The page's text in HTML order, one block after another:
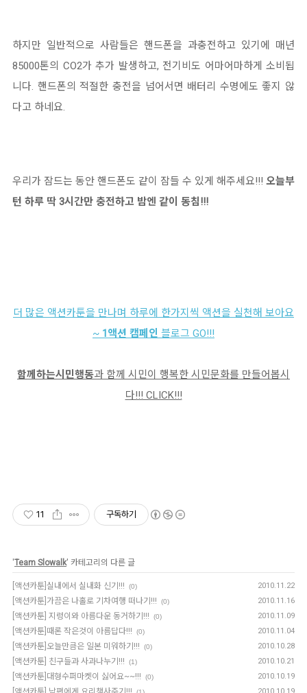
하지만 일반적으로 사람들은 핸드폰을 과충전하고 있기에 매년
85000톤의 CO2가 추가 발생하고, 전기비도 어마어마하게 소비됩
니다. 핸드폰의 적절한 충전을 넘어서면 배터리 수명에도 좋지 않
다고 하네요.
우리가 잠드는 동안 핸드폰도 같이 잠들 수 있게 해주세요!!! 오늘부
턴 하루 딱 3시간만 충전하고 밤엔 같이 동침!!!
더 많은 액션카툰을 만나며 하루에 한가지씩 액션을 실천해 보아요
~ 1액션 캠페인 블로그 GO!!!
함께하는시민행동과 함께 시민이 행복한 시민문화를 만들어봅시
다!!! CLICK!!!
11 구독하기
'Team Slowalk' 카테고리의 다른 글
[액션카툰]실내에서 실내화 신기!!! (0) 2010.11.22
[액션카툰]가끔은 나홀로 기차여행 떠나기!!! (0) 2010.11.16
[액션카툰] 지렁이와 아름다운 동거하기!!! (0) 2010.11.09
[액션카툰]때론 작은것이 아름답다!!! (0) 2010.11.04
[액션카툰]오늘만큼은 일본 미워하기!!! (0) 2010.10.28
[액션카툰] 친구들과 사과나누기!!! (1) 2010.10.21
[액션카툰]대형수퍼마켓이 싫어요~~!!! (0) 2010.10.19